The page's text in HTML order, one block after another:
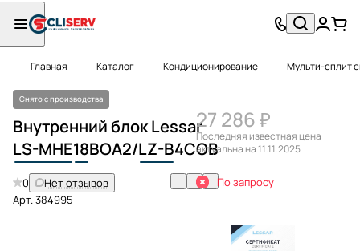
Главная Каталог Кондиционирование Мульти-сплит
Снято с производства
Внутренний блок Lessar
LS-MHE18BOA2/LZ-B4COB
0
Нет отзывов
Арт.384995
27 286 ₽
Последняя известная цена
актуальна на 11.11.2025
По запросу